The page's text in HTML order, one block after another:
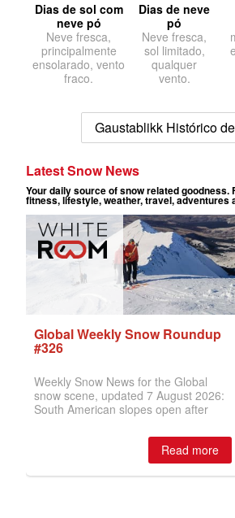
Dias de sol com
neve pó
Neve fresca,
principalmente
ensolarado, vento
fraco.
Dias de neve
pó
Neve fresca,
sol limitado,
qualquer
vento.
Gaustablikk Histórico